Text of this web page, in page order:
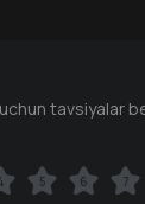
tavsiyalar
5 6 7
5 6 7